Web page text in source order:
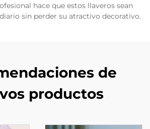
hace que estos llaveros sean
sin perder su atractivo decorativo.
de
productos